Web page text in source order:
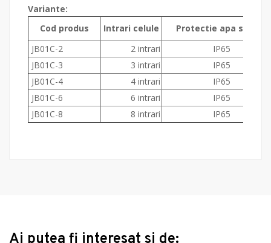
Variante:
Cod produs
Intrari celule
Protectie apa si praf
JB01C-2
2 intrari
IP65
JB01C-3
3 intrari
IP65
JB01C-4
4 intrari
IP65
JB01C-6
6 intrari
IP65
JB01C-8
8 intrari IP65
Ai putea fi interesat si de: